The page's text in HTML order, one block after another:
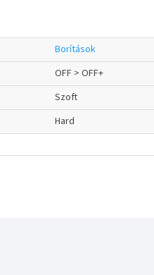
Borítások
OFF > OFF+
Szoft
Hard